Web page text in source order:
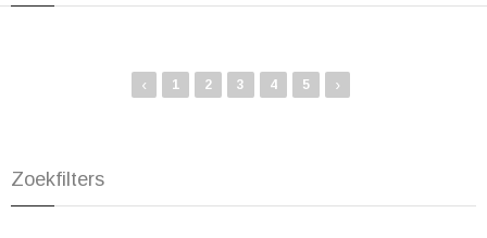
‹ 1 2 3 4 5 ›
Zoekfilters